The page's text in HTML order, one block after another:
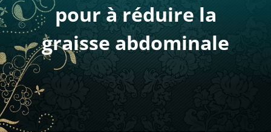
pour à réduire la
graisse abdominale